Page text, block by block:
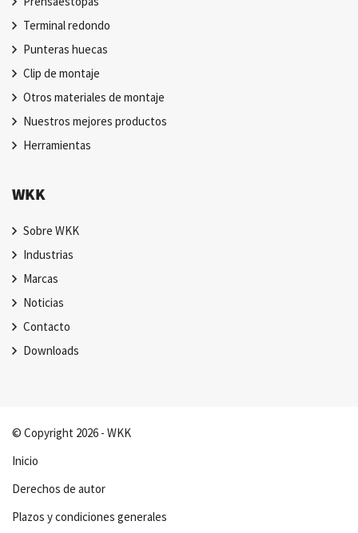
Terminal redondo
Punteras huecas
Clip de montaje
Otros materiales de montaje
Nuestros mejores productos
Herramientas
WKK
Sobre WKK
Industrias
Marcas
Noticias
Contacto
Downloads
© Copyright 2026 - WKK
Inicio
Derechos de autor
Plazos y condiciones generales